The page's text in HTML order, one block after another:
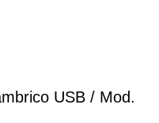
USB / Mod.